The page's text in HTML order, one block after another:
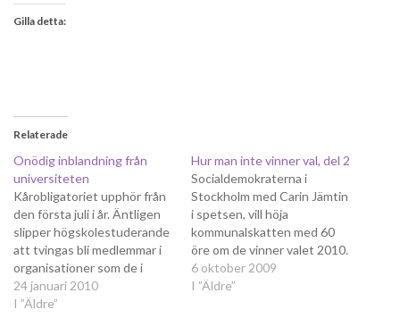
Gilla detta:
Relaterade
Onödig inblandning från
universiteten
Kårobligatoriet upphör från
den första juli i år. Äntligen
slipper högskolestuderande
att tvingas bli medlemmar i
organisationer som de i
många fall inte ens vet vad
de står för. Det är inte en
24 januari 2010
I ”Äldre”
Hur man inte vinner val, del 2
Socialdemokraterna i
Stockholm med Carin Jämtin
i spetsen, vill höja
kommunalskatten med 60
öre om de vinner valet 2010.
Carin Jämtin tror inte att det
kommer att skrämma
6 oktober 2009
I ”Äldre”